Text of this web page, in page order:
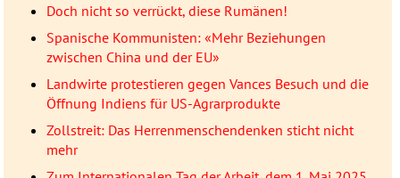
Doch nicht so verrückt, diese Rumänen!
Spanische Kommunisten: «Mehr Beziehungen
zwischen China und der EU»
Landwirte protestieren gegen Vances Besuch und die
Öffnung Indiens für US-Agrarprodukte
Zollstreit: Das Herrenmenschendenken sticht nicht
mehr